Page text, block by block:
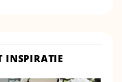
INSPIRATIE